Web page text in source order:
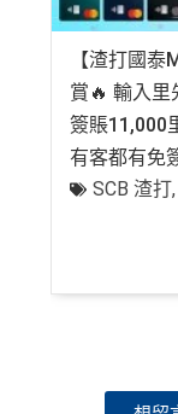
【渣打國
賞🔥 輸入里
簽賬11,000
有客都有免
SCB 渣打